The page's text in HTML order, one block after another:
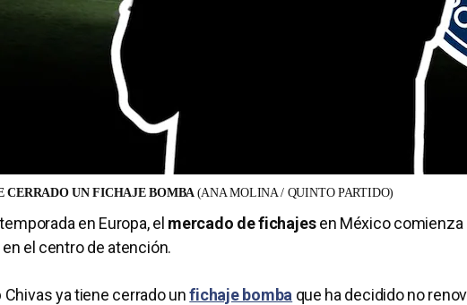
CERRADO UN FICHAJE BOMBA (ANA MOLINA / QUINTO PARTIDO)
en Europa, el mercado de fichajesen México comienza
el centro de atención.
ya tiene cerrado un fichaje bomba que ha decidido no